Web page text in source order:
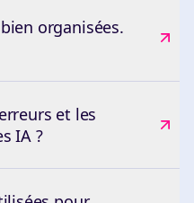
organisées.
et les
IA ?